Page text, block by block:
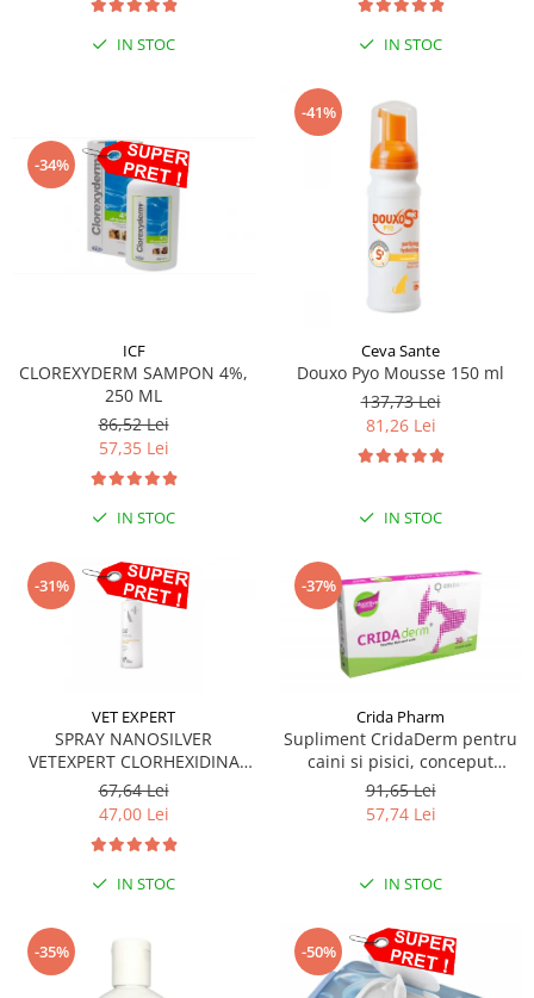
IN STOC IN STOC
-34%
ICF
CLOREXYDERM SAMPON 4%,
250 ML
86,52 Lei
57,35 Lei
IN STOC
-41%
Ceva Sante
Douxo Pyo Mousse 150 ml
137,73 Lei
81,26 Lei
IN STOC
-31%
VET EXPERT
SPRAY NANOSILVER
VETEXPERT CLORHEXIDINA
4%- 100ML
67,64 Lei
47,00 Lei
IN STOC
-37%
Crida Pharm
Supliment CridaDerm pentru
caini si pisici, conceput
pentru a sprijini refacerea
pielii și blănii - 30 comprimate
91,65 Lei
57,74 Lei
IN STOC
-35% -50%